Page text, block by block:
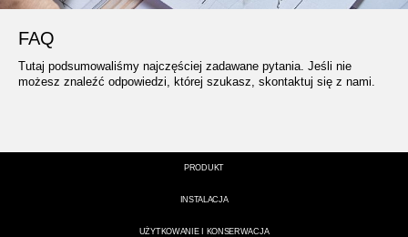
FAQ
Tutaj podsumowaliśmy najczęściej zadawane pytania. Jeśli nie
możesz znaleźć odpowiedzi, której szukasz, skontaktuj się z nami.
PRODUKT
INSTALACJA
UŻYTKOWANIE I KONSERWACJA